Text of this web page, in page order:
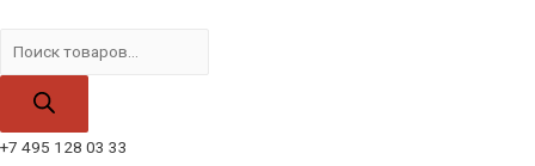
товаров
+7 495 128 03 33